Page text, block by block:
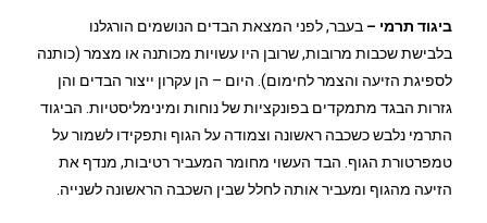
ביגוד תרמי –בעבר, לפני המצאת הבדים הנושמים הורגלנו
בלבישת שכבות מרובות, שרובן היו עשויות מכותנה או מצמר (כותנה
לספיגת הזיעה והצמר לחימום). היום – הן עקרון ייצור הבדים והן
גזרות הבגד מתמקדים בפונקציות של נוחות ומינימליסטיות. הביגוד
התרמי נלבש כשכבה ראשונה וצמודה על הגוף ותפקידו לשמור על
טמפרטורת הגוף. הבד העשוי מחומר המעביר רטיבות, מנדף את
הזיעה מהגוף ומעביר אותה לחלל שבין השכבה הראשונה לשנייה.